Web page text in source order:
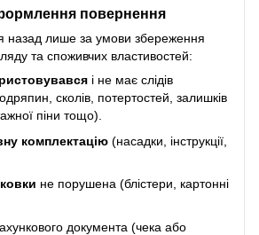
повернення
назад лише за умови збереження
та споживчих властивостей:
і не має слідів
сколів, потертостей, залишків
піни тощо).
комплектацію (насадки, інструкції,
не порушена (блістери, картонні
документа (чека або